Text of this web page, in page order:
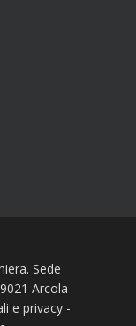
Sede
Arcola
e privacy -